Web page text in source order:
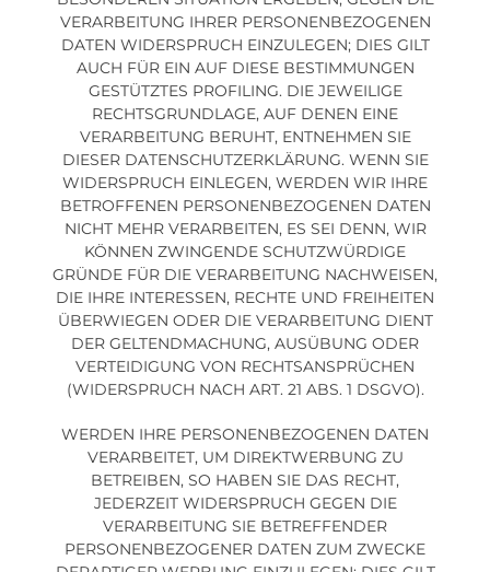
VERARBEITUNG IHRER PERSONENBEZOGENEN
DATEN WIDERSPRUCH EINZULEGEN; DIES GILT
AUCH FÜR EIN AUF DIESE BESTIMMUNGEN
GESTÜTZTES PROFILING. DIE JEWEILIGE
RECHTSGRUNDLAGE, AUF DENEN EINE
VERARBEITUNG BERUHT, ENTNEHMEN SIE
DIESER DATENSCHUTZERKLÄRUNG. WENN SIE
WIDERSPRUCH EINLEGEN, WERDEN WIR IHRE
BETROFFENEN PERSONENBEZOGENEN DATEN
NICHT MEHR VERARBEITEN, ES SEI DENN, WIR
KÖNNEN ZWINGENDE SCHUTZWÜRDIGE
GRÜNDE FÜR DIE VERARBEITUNG NACHWEISEN,
DIE IHRE INTERESSEN, RECHTE UND FREIHEITEN
ÜBERWIEGEN ODER DIE VERARBEITUNG DIENT
DER GELTENDMACHUNG, AUSÜBUNG ODER
VERTEIDIGUNG VON RECHTSANSPRÜCHEN
(WIDERSPRUCH NACH ART. 21 ABS. 1 DSGVO).
WERDEN IHRE PERSONENBEZOGENEN DATEN
VERARBEITET, UM DIREKTWERBUNG ZU
BETREIBEN, SO HABEN SIE DAS RECHT,
JEDERZEIT WIDERSPRUCH GEGEN DIE
VERARBEITUNG SIE BETREFFENDER
PERSONENBEZOGENER DATEN ZUM ZWECKE